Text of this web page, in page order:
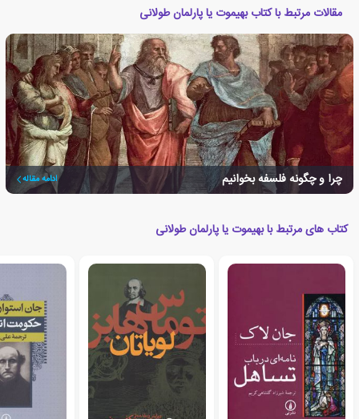
مقالات مرتبط با کتاب بهیموت یا پارلمان طولانی
چرا و چگونه فلسفه بخوانیم ادامه مقاله
کتاب های مرتبط با بهیموت یا پارلمان طولانی